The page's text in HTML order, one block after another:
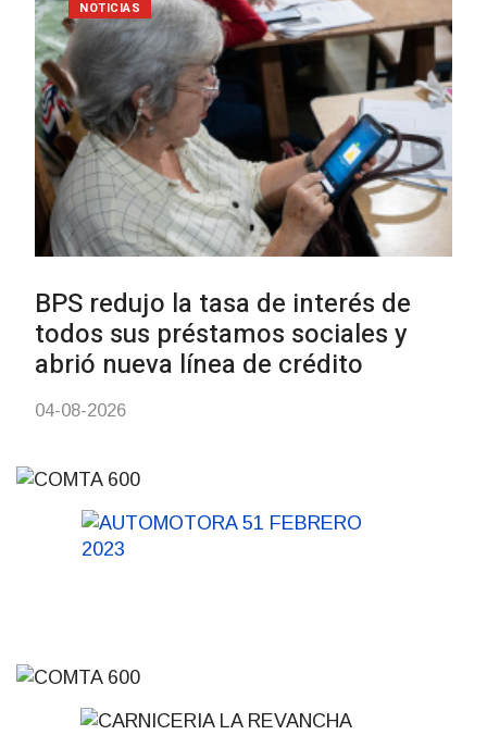
UTE hizo llamado laboral
personas en situación de
discapacidad
03-08-2026